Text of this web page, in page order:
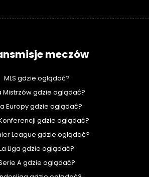
meczów
MLS gdzie oglądać?
Mistrzów gdzie oglądać?
Europy gdzie oglądać?
gdzie oglądać?
League gdzie oglądać?
Liga gdzie oglądać?
A gdzie oglądać?